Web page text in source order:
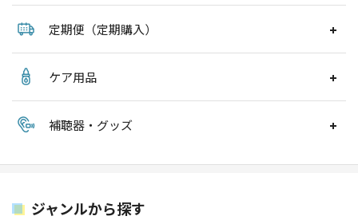
定期便（定期購入）
ケア用品
補聴器・グッズ
ジャンルから探す